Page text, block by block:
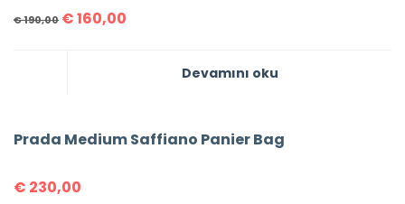
€190,00 €160,00
Devamını oku
Prada Medium Saffiano Panier Bag
€ 230,00